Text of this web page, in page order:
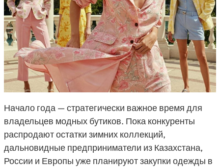
Начало года — стратегически важное время для
владельцев модных бутиков. Пока конкуренты
распродают остатки зимних коллекций,
дальновидные предприниматели из Казахстана,
России и Европы уже планируют закупки одежды в